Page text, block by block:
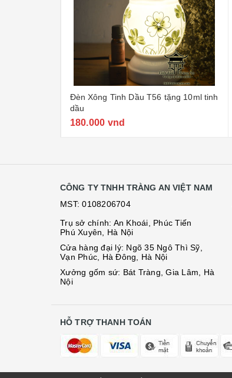
Đèn Xông Tinh Dầu T56 tặng 10ml tinh
dầu
180.000 vnd
CÔNG TY TNHH TRÀNG AN VIỆT NAM
MST: 0108206704
Trụ sở chính: An Khoái, Phúc Tiến
Phú Xuyên, Hà Nội
Cửa hàng đại lý: Ngõ 35 Ngô Thì Sỹ,
Vạn Phúc, Hà Đông, Hà Nội
Xưởng gốm sứ: Bát Tràng, Gia Lâm, Hà
Nội
HỖ TRỢ THANH TOÁN